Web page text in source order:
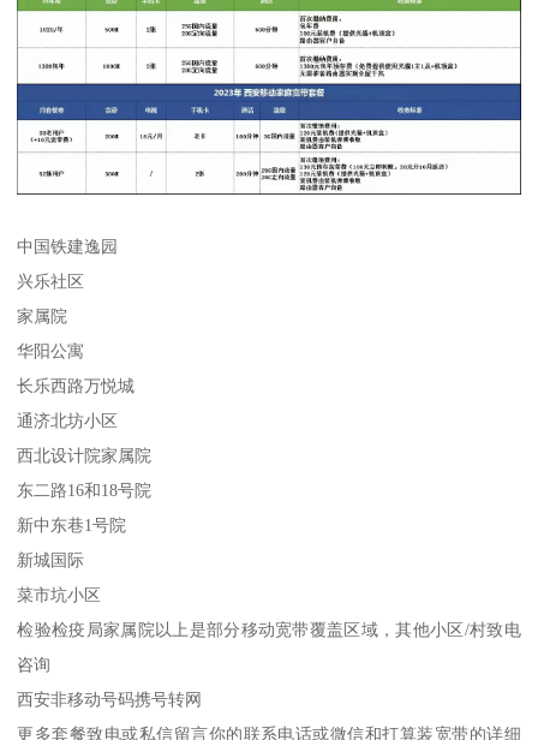
中国铁建逸园
兴乐社区
家属院
华阳公寓
长乐西路万悦城
通济北坊小区
西北设计院家属院
东二路16和18号院
新中东巷1号院
新城国际
菜市坑小区
检验检疫局家属院以上是部分移动宽带覆盖区域，其他小区/村致电
咨询
西安非移动号码携号转网
更多套餐致电或私信留言你的联系电话或微信和打算装宽带的详细